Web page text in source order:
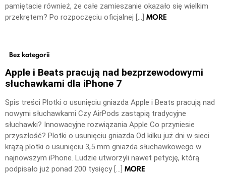
pamiętacie również, że całe zamieszanie okazało się wielkim
przekrętem? Po rozpoczęciu oficjalnej […] MORE
Bez kategorii
Apple i Beats pracują nad bezprzewodowymi
słuchawkami dla iPhone 7
Spis treści Plotki o usunięciu gniazda Apple i Beats pracują nad
nowymi słuchawkami Czy AirPods zastąpią tradycyjne
słuchawki? Innowacyjne rozwiązania Apple Co przyniesie
przyszłość? Plotki o usunięciu gniazda Od kilku już dni w sieci
krążą plotki o usunięciu 3,5 mm gniazda słuchawkowego w
najnowszym iPhone. Ludzie utworzyli nawet petycję, którą
podpisało już ponad 200 tysięcy […] MORE